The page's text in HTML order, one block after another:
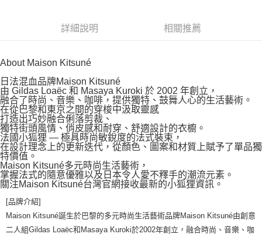
詳細說明 相關推薦
About Maison Kitsuné
日法混血品牌Maison Kitsuné
由 Gildas Loaëc 和 Masaya Kuroki 於 2002 年創立，
融合了時尚、音樂、咖啡，提供獨特、鼓舞人心的生活藝術。
在從巴黎和東京之間的穿梭中汲取靈感
打造出巧妙融合俐落剪裁、
獨特街頭風情、俏皮感和耐穿、舒適設計的衣櫥。
法國小狐狸 — 極具時尚敏銳度的法式裝束，
在設計理念上的更新迭代，從顏色、圖案和材質上賦予了單品獨
特價值。
Maison Kitsuné多元時尚生活藝術，
掌握法式的隨意優雅以及日本令人愛不釋手的潮流元素。
關注Maison Kitsuné台灣官網接收最新的小狐狸資訊。
[品牌介紹]
Maison Kitsuné誕生於巴黎的多元時尚生活藝術品牌Maison Kitsuné由創意
二人組Gildas Loaëc和Masaya Kuroki於2002年創立，融合時尚、音樂、咖